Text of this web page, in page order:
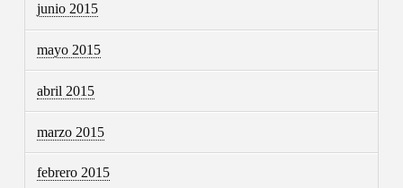
junio 2015
mayo 2015
abril 2015
marzo 2015
febrero 2015